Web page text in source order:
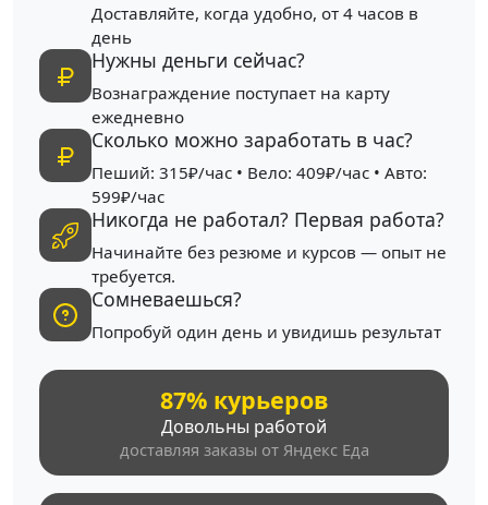
Доставляйте, когда удобно, от 4 часов в
день
Нужны деньги сейчас?
Вознаграждение поступает на карту
ежедневно
Сколько можно заработать в час?
Пеший: 315₽/час • Вело: 409₽/час • Авто:
599₽/час
Никогда не работал? Первая работа?
Начинайте без резюме и курсов — опыт не
требуется.
Сомневаешься?
Попробуй один день и увидишь результат
87% курьеров
Довольны работой
доставляя заказы от Яндекс Еда